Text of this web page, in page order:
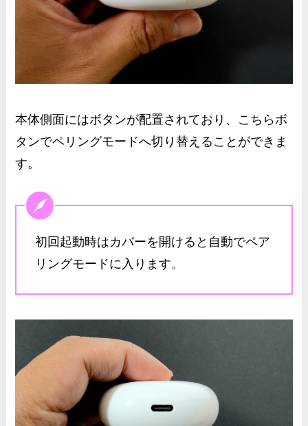
本体側面にはボタンが配置されており、こちらボ
タンでペリングモードへ切り替えることができま
す。
初回起動時はカバーを開けると自動でペア
リングモードに入ります。